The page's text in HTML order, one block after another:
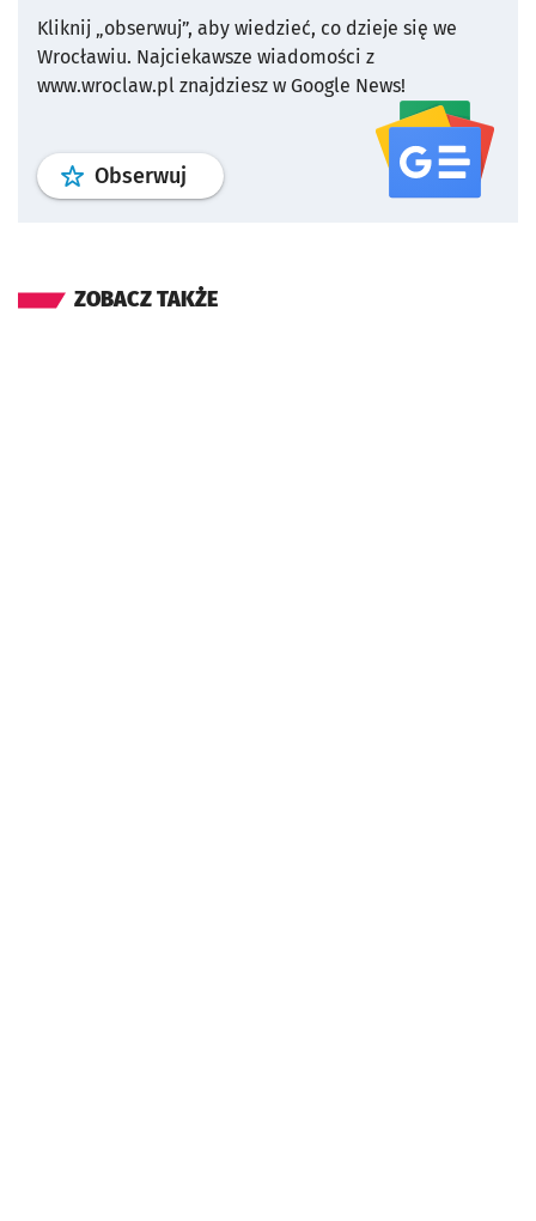
Kliknij „obserwuj”, aby wiedzieć, co dzieje się we
Wrocławiu. Najciekawsze wiadomości z
www.wroclaw.pl znajdziesz w Google News!
Obserwuj profil serwisu
ZOBACZ TAKŻE